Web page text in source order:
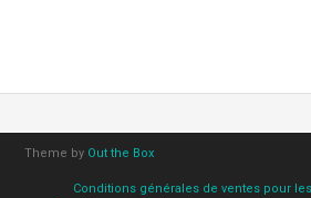
Theme by Out the Box
Conditions générales de ventes pour